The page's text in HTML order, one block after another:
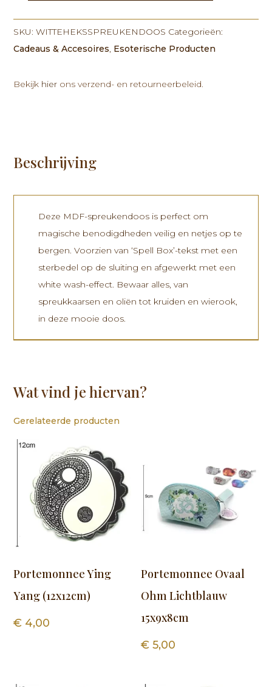
SKU:WITTEHEKSSPREUKENDOOS Categorieën:
Cadeaus & Accesoires, Esoterische Producten
Bekijk hier ons verzend- en retourneerbeleid.
Beschrijving
Deze MDF-spreukendoos is perfect om
magische benodigdheden veilig en netjes op te
bergen. Voorzien van ‘Spell Box’-tekst met een
sterbedel op de sluiting en afgewerkt met een
white wash-effect. Bewaar alles, van
spreukkaarsen en oliën tot kruiden en wierook,
in deze mooie doos.
Wat vind je hiervan?
Gerelateerde producten
Portemonnee Ying
Yang (12x12cm)
€ 4,00
Portemonnee Ovaal
Ohm Lichtblauw
15x9x8cm
€ 5,00